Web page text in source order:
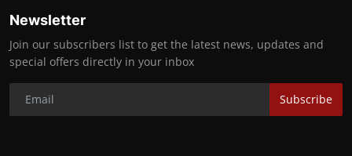
Newsletter
Join our subscribers list to get the latest news, updates and
special offers directly in your inbox
Subscribe